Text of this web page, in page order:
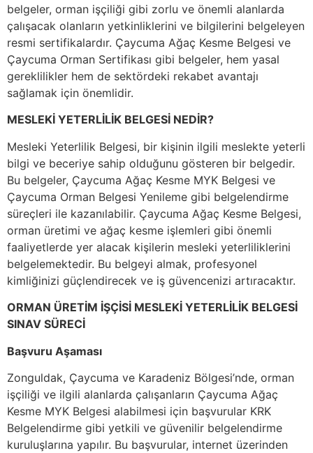
belgeler, orman işçiliği gibi zorlu ve önemli alanlarda
çalışacak olanların yetkinliklerini ve bilgilerini belgeleyen
resmi sertifikalardır. Çaycuma Ağaç Kesme Belgesi ve
Çaycuma Orman Sertifikası gibi belgeler, hem yasal
gereklilikler hem de sektördeki rekabet avantajı
sağlamak için önemlidir.
MESLEKİ YETERLİLİK BELGESİ NEDİR?
Mesleki Yeterlilik Belgesi, bir kişinin ilgili meslekte yeterli
bilgi ve beceriye sahip olduğunu gösteren bir belgedir.
Bu belgeler, Çaycuma Ağaç Kesme MYK Belgesi ve
Çaycuma Orman Belgesi Yenileme gibi belgelendirme
süreçleri ile kazanılabilir. Çaycuma Ağaç Kesme Belgesi,
orman üretimi ve ağaç kesme işlemleri gibi önemli
faaliyetlerde yer alacak kişilerin mesleki yeterliliklerini
belgelemektedir. Bu belgeyi almak, profesyonel
kimliğinizi güçlendirecek ve iş güvencenizi artıracaktır.
ORMAN ÜRETİM İŞÇİSİ MESLEKİ YETERLİLİK BELGESİ
SINAV SÜRECİ
Başvuru Aşaması
Zonguldak, Çaycuma ve Karadeniz Bölgesi’nde, orman
işçiliği ve ilgili alanlarda çalışanların Çaycuma Ağaç
Kesme MYK Belgesi alabilmesi için başvurular KRK
Belgelendirme gibi yetkili ve güvenilir belgelendirme
kuruluşlarına yapılır. Bu başvurular, internet üzerinden